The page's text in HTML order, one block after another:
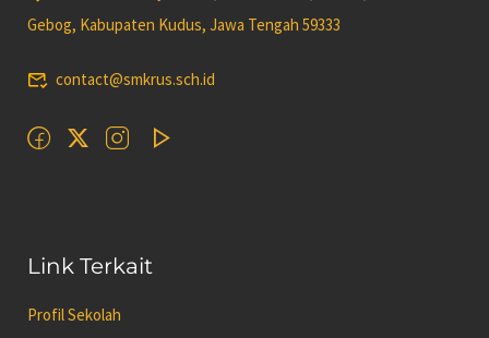
Gebog, Kabupaten Kudus, Jawa Tengah 59333
contact@smkrus.sch.id
Link Terkait
Profil Sekolah